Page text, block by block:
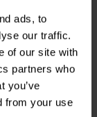
ads, to
our traffic.
of our site with
partners who
you’ve
from your use